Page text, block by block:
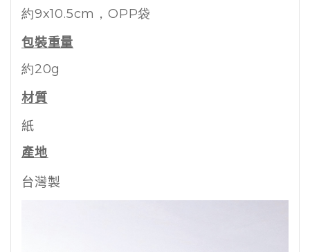
約9x10.5cm ，OPP袋
包裝重量
約20g
材質
紙
產地
台灣製